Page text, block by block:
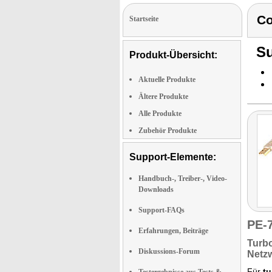
Startseite
Produkt-Übersicht:
Aktuelle Produkte
Ältere Produkte
Alle Produkte
Zubehör Produkte
Support-Elemente:
Handbuch-, Treiber-, Video-
Downloads
Support-FAQs
Erfahrungen, Beiträge
Diskussions-Forum